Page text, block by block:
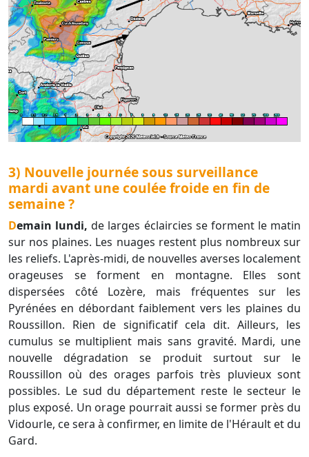
3) Nouvelle journée sous surveillance
mardi avant une coulée froide en fin de
semaine ?
Demain lundi,de larges éclaircies se forment le matin
sur nos plaines. Les nuages restent plus nombreux sur
les reliefs. L'après-midi, de nouvelles averses localement
orageuses se forment en montagne. Elles sont
dispersées côté Lozère, mais fréquentes sur les
Pyrénées en débordant faiblement vers les plaines du
Roussillon. Rien de significatif cela dit. Ailleurs, les
cumulus se multiplient mais sans gravité. Mardi, une
nouvelle dégradation se produit surtout sur le
Roussillon où des orages parfois très pluvieux sont
possibles. Le sud du département reste le secteur le
plus exposé. Un orage pourrait aussi se former près du
Vidourle, ce sera à confirmer, en limite de l'Hérault et du
Gard.